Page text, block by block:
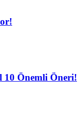
10 Önemli Öneri!